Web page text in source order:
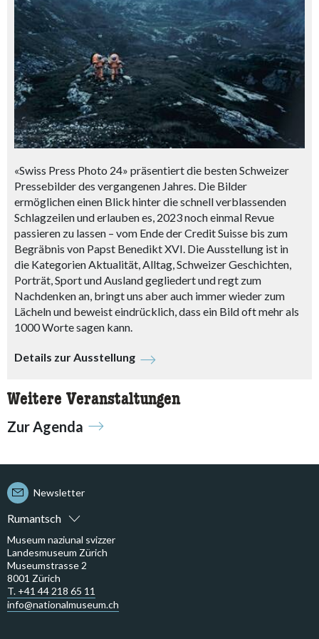
«Swiss Press Photo 24» präsentiert die besten Schweizer
Pressebilder des vergangenen Jahres. Die Bilder
ermöglichen einen Blick hinter die schnell verblassenden
Schlagzeilen und erlauben es, 2023 noch einmal Revue
passieren zu lassen – vom Ende der Credit Suisse bis zum
Begräbnis von Papst Benedikt XVI. Die Ausstellung ist in
die Kategorien Aktualität, Alltag, Schweizer Geschichten,
Porträt, Sport und Ausland gegliedert und regt zum
Nachdenken an, bringt uns aber auch immer wieder zum
Lächeln und beweist eindrücklich, dass ein Bild oft mehr als
1000 Worte sagen kann.
Details zur Ausstellung
Weitere Veranstaltungen
Zur Agenda
Rumantsch
Newsletter
Museum naziunal svizzer
Landesmuseum Zürich
Museumstrasse 2
8001 Zürich
T. +41 44 218 65 11
info@nationalmuseum.ch